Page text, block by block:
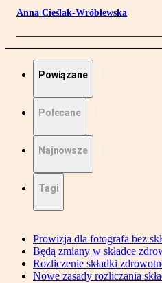
Anna Cieślak-Wróblewska
Powiązane
Polecane
Najnowsze
Tagi
Prowizja dla fotografa bez
Będą zmiany w składce
Rozliczenie składki
Nowe zasady rozliczania